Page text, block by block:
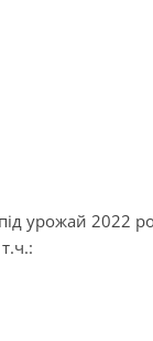
урожай 2022